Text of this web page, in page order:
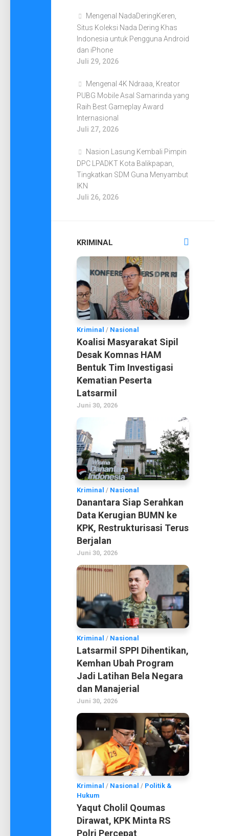
Mengenal NadaDeringKeren,
Situs Koleksi Nada Dering Khas
Indonesia untuk Pengguna Android
dan iPhone
Juli 29, 2026
Mengenal 4K Ndraaa, Kreator
PUBG Mobile Asal Samarinda yang
Raih Best Gameplay Award
Internasional
Juli 27, 2026
Nasion Lasung Kembali Pimpin
DPC LPADKT Kota Balikpapan,
Tingkatkan SDM Guna Menyambut
IKN
Juli 26, 2026
KRIMINAL
Kriminal / Nasional
Koalisi Masyarakat Sipil
Desak Komnas HAM
Bentuk Tim Investigasi
Kematian Peserta
Latsarmil
Juni 30, 2026
Kriminal / Nasional
Danantara Siap Serahkan
Data Kerugian BUMN ke
KPK, Restrukturisasi Terus
Berjalan
Juni 30, 2026
Kriminal / Nasional
Latsarmil SPPI Dihentikan,
Kemhan Ubah Program
Jadi Latihan Bela Negara
dan Manajerial
Juni 30, 2026
Kriminal / Nasional / Politik &
Hukum
Yaqut Cholil Qoumas
Dirawat, KPK Minta RS
Polri Percepat